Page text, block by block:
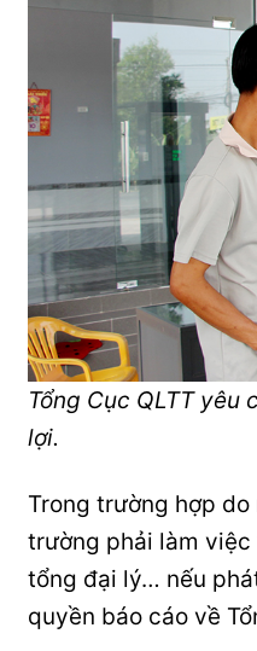
Tổng Cục QLTT
lợi.
Trong trường hợp
trường phải làm việc
tổng đại lý… nếu
quyền báo cáo về